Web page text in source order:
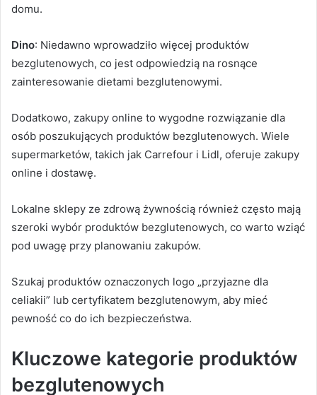
domu.
Dino: Niedawno wprowadziło więcej produktów
bezglutenowych, co jest odpowiedzią na rosnące
zainteresowanie dietami bezglutenowymi.
Dodatkowo, zakupy online to wygodne rozwiązanie dla
osób poszukujących produktów bezglutenowych. Wiele
supermarketów, takich jak Carrefour i Lidl, oferuje zakupy
online i dostawę.
Lokalne sklepy ze zdrową żywnością również często mają
szeroki wybór produktów bezglutenowych, co warto wziąć
pod uwagę przy planowaniu zakupów.
Szukaj produktów oznaczonych logo „przyjazne dla
celiakii” lub certyfikatem bezglutenowym, aby mieć
pewność co do ich bezpieczeństwa.
Kluczowe kategorie produktów
bezglutenowych